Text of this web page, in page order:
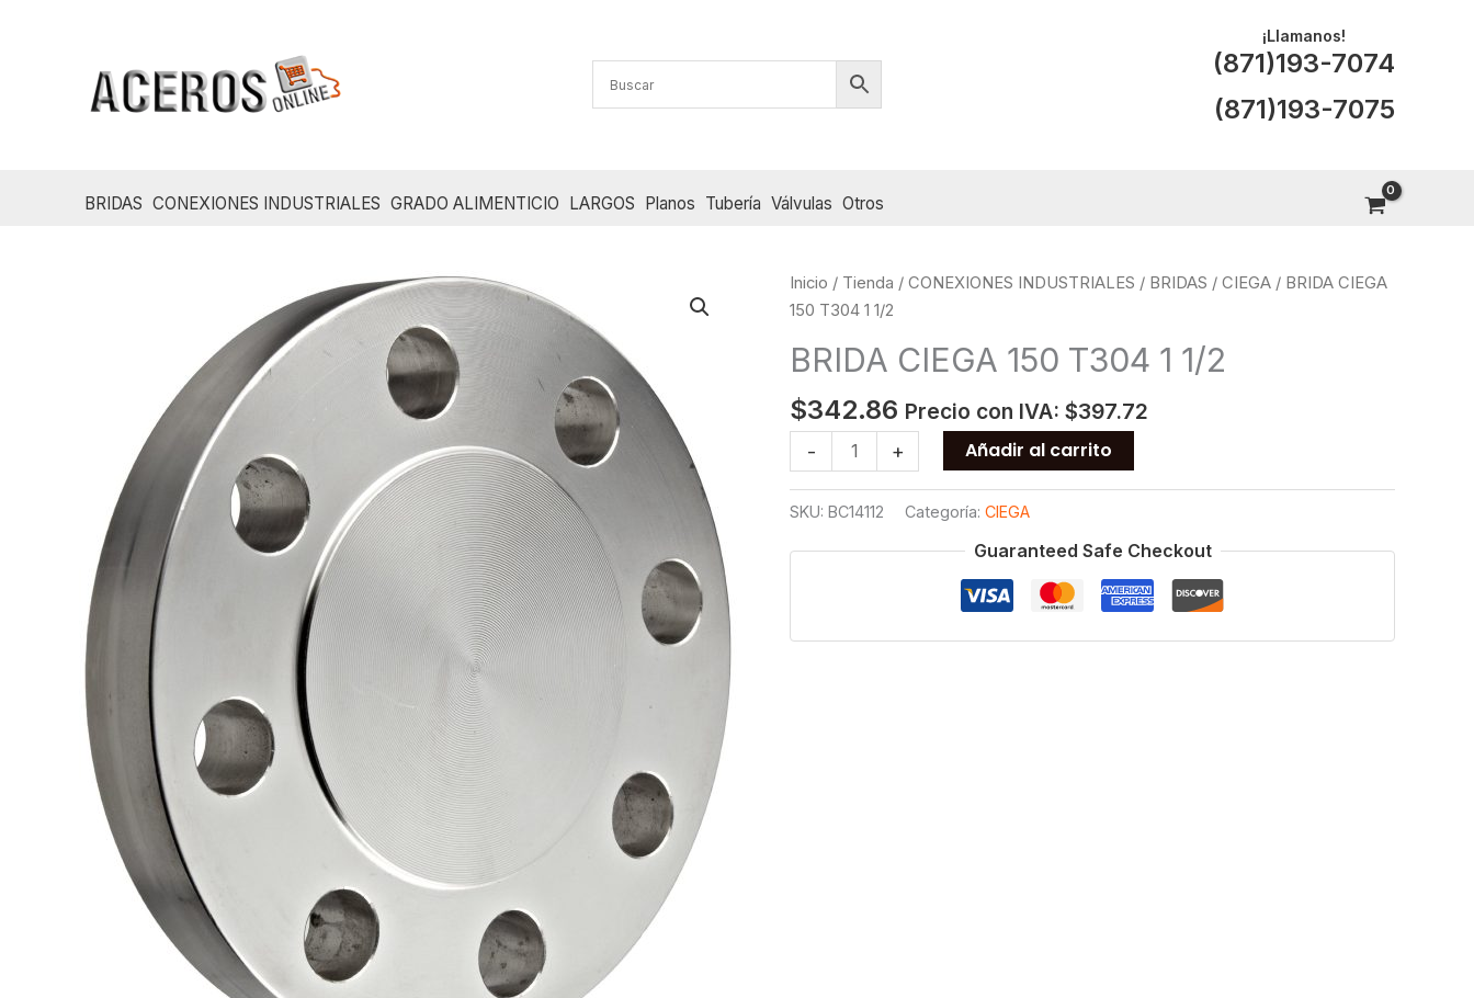
¡Llamanos!
(871)193-7074
(871)193-7075
BRIDAS CONEXIONES INDUSTRIALES GRADO ALIMENTICIO LARGOS Planos Tubería Válvulas Otros
Inicio / Tienda / CONEXIONES INDUSTRIALES / BRIDAS / CIEGA / BRIDA CIEGA
150 T304 1 1/2
BRIDA CIEGA 150 T304 1 1/2
$342.86 Precio con IVA: $397.72
-
CIEGA
1
+ Añadir al carrito
SKU: BC14112 Categoría: CIEGA
Guaranteed Safe Checkout